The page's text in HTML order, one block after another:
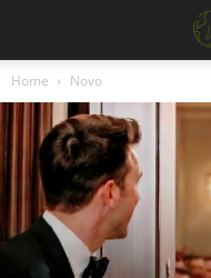
Home Novo